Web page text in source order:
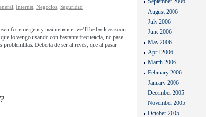
Internet Negocios Seguridad
for emergency maintenance. we’ll be back as soon
lo vengo usando con bastante frecuencia, no pase
Debería de ser al revés, que al pasar
September 2006
August 2006
July 2006
June 2006
May 2006
April 2006
March 2006
February 2006
January 2006
December 2005
November 2005
October 2005